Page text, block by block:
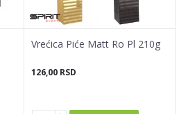
Vrećica Piće Matt Ro Pl 210g
126,00 RSD